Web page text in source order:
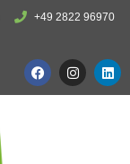
+49 2822 96970